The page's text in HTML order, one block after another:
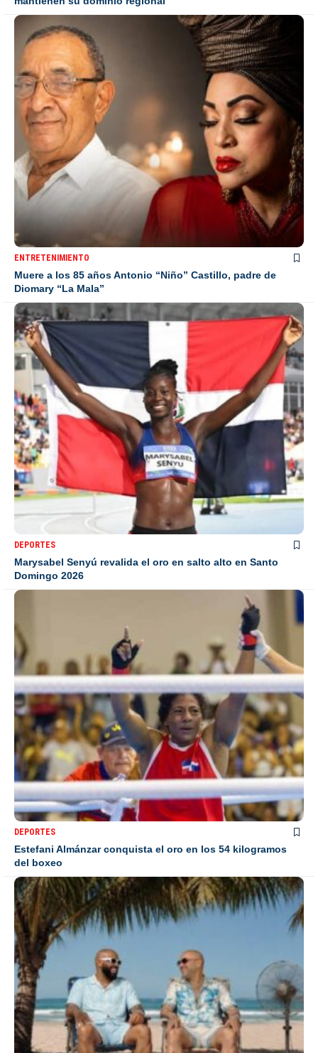
ENTRETENIMIENTO
Muere a los 85 años Antonio “Niño” Castillo, padre de
Diomary “La Mala”
DEPORTES
Marysabel Senyú revalida el oro en salto alto en Santo
Domingo 2026
DEPORTES
Estefani Almánzar conquista el oro en los 54 kilogramos
del boxeo